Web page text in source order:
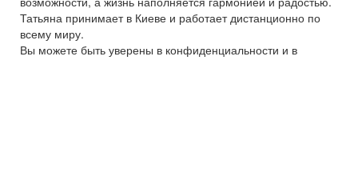
Татьяна принимает в Киеве и работает дистанционно по
всему миру.
Вы можете быть уверены в конфиденциальности и в